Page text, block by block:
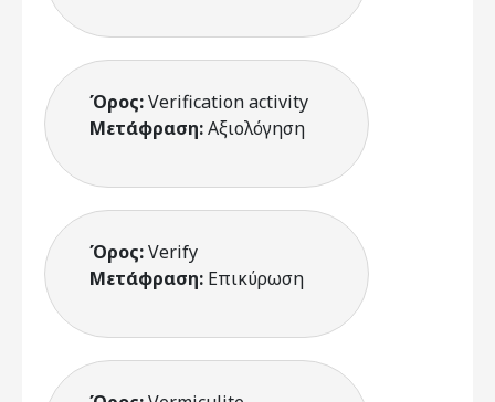
Όρος:Verification activity
Μετάφραση:Αξιολόγηση
Όρος:Verify
Μετάφραση: Επικύρωση